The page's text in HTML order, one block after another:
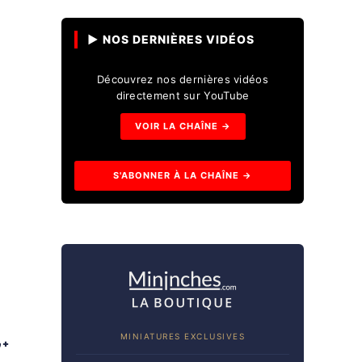
▶ NOS DERNIÈRES VIDÉOS
Découvrez nos dernières vidéos
directement sur YouTube
VOIR LA CHAÎNE →
S'ABONNER À LA CHAÎNE →
MINIATURES EXCLUSIVES